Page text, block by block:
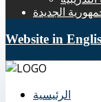
الجديدة
Website in
الرئيسية